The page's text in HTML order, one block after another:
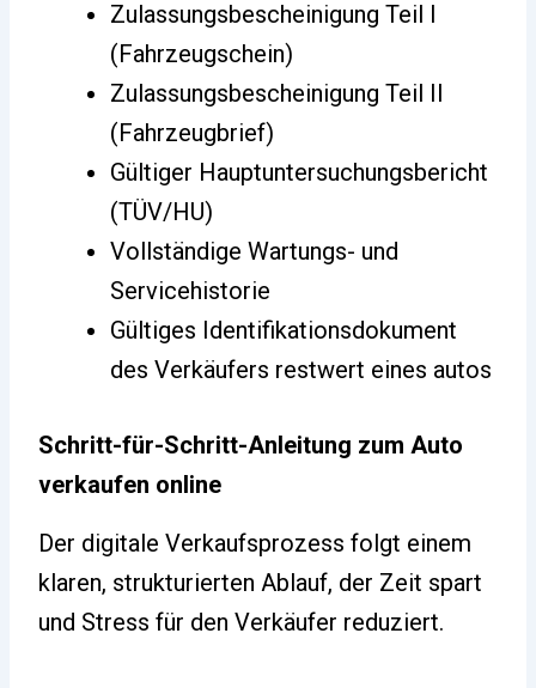
Zulassungsbescheinigung Teil I
(Fahrzeugschein)
Zulassungsbescheinigung Teil II
(Fahrzeugbrief)
Gültiger Hauptuntersuchungsbericht
(TÜV/HU)
Vollständige Wartungs- und
Servicehistorie
Gültiges Identifikationsdokument
des Verkäufers restwert eines autos
Schritt-für-Schritt-Anleitung zum Auto
verkaufen online
Der digitale Verkaufsprozess folgt einem
klaren, strukturierten Ablauf, der Zeit spart
und Stress für den Verkäufer reduziert.